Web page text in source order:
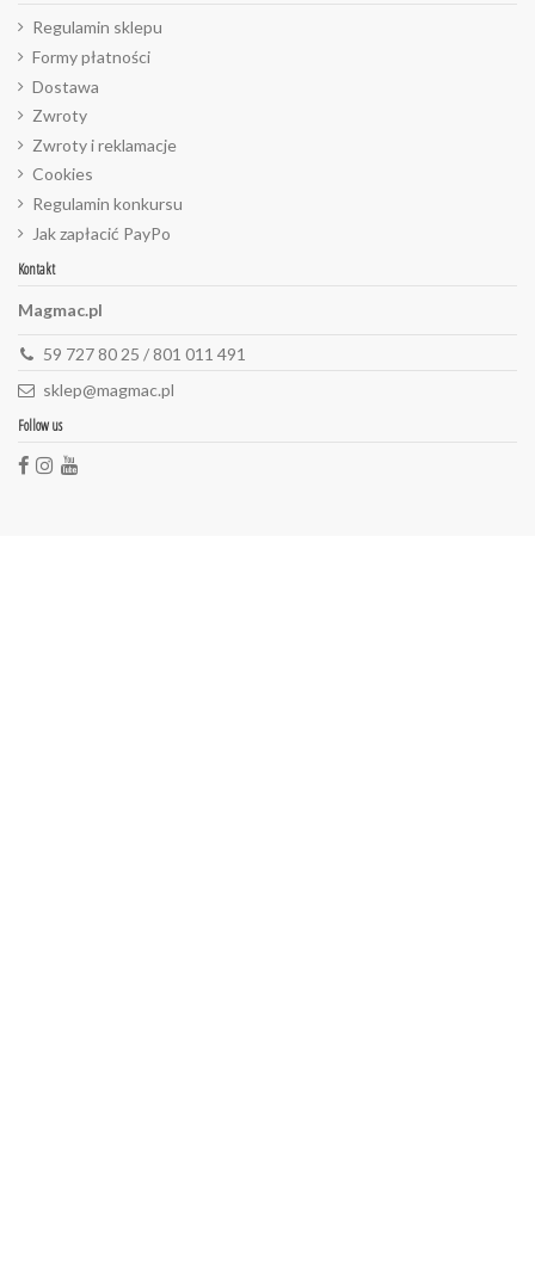
Regulamin sklepu
Formy płatności
Dostawa
Zwroty
Zwroty i reklamacje
Cookies
Regulamin konkursu
Jak zapłacić PayPo
Kontakt
Magmac.pl
59 727 80 25 / 801 011 491
sklep@magmac.pl
Follow us